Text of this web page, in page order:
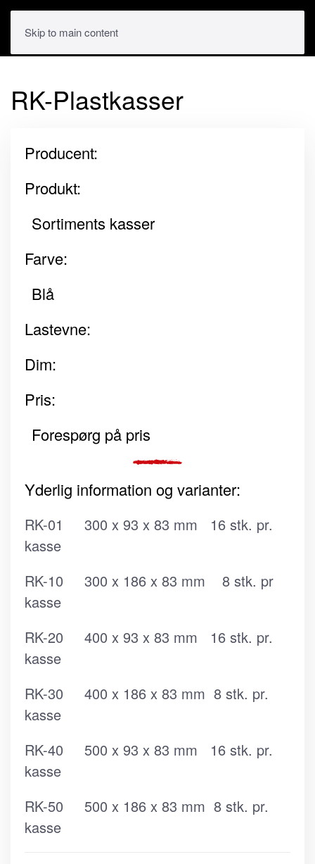
Skip to main content
RK-Plastkasser
Producent:
Produkt:
Sortiments kasser
Farve:
Blå
Lastevne:
Dim:
Pris:
Forespørg på pris
Yderlig information og varianter:
RK-01 300 x 93 x 83 mm 16 stk. pr.
kasse
RK-10 300 x 186 x 83 mm 8 stk. pr
kasse
RK-20 400 x 93 x 83 mm 16 stk. pr.
kasse
RK-30 400 x 186 x 83 mm 8 stk. pr.
kasse
RK-40 500 x 93 x 83 mm 16 stk. pr.
kasse
RK-50 500 x 186 x 83 mm 8 stk. pr.
kasse